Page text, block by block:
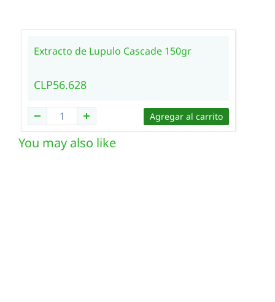
Extracto de Lupulo Cascade 150gr
CLP56.628
Agregar al carrito
You may also like